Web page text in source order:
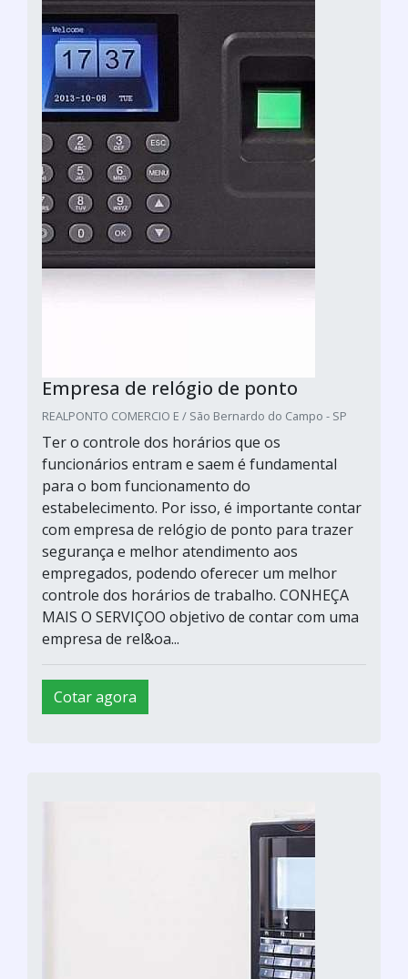
Empresa de relógio de ponto
REALPONTO COMERCIO E / São Bernardo do Campo - SP
Ter o controle dos horários que os
funcionários entram e saem é fundamental
para o bom funcionamento do
estabelecimento. Por isso, é importante contar
com empresa de relógio de ponto para trazer
segurança e melhor atendimento aos
empregados, podendo oferecer um melhor
controle dos horários de trabalho. CONHEÇA
MAIS O SERVIÇOO objetivo de contar com uma
empresa de rel&oa...
Cotar agora